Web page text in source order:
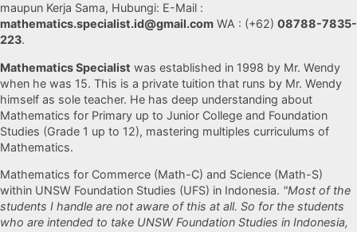
maupun Kerja Sama, Hubungi: E-Mail :
mathematics.specialist.id@gmail.com WA : (+62) 08788-7835-
223.
Mathematics Specialist was established in 1998 by Mr. Wendy
when he was 15. This is a private tuition that runs by Mr. Wendy
himself as sole teacher. He has deep understanding about
Mathematics for Primary up to Junior College and Foundation
Studies (Grade 1 up to 12), mastering multiples curriculums of
Mathematics.
Mathematics for Commerce (Math-C) and Science (Math-S)
within UNSW Foundation Studies (UFS) in Indonesia. "Most of the
students I handle are not aware of this at all. So for the students
who are intended to take UNSW Foundation Studies in Indonesia,